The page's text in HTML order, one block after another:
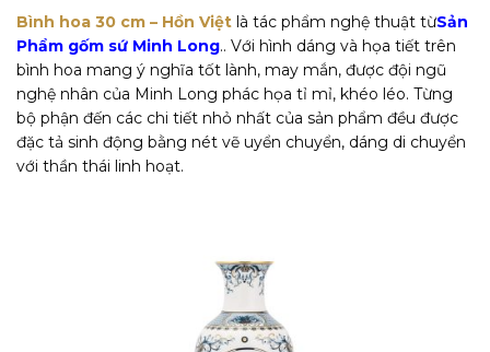
Bình hoa 30 cm – Hồn Việt là tác phẩm nghệ thuật từSản
Phẩm gốm sứ Minh Long.. Với hình dáng và họa tiết trên
bình hoa mang ý nghĩa tốt lành, may mắn, được đội ngũ
nghệ nhân của Minh Long phác họa tỉ mỉ, khéo léo. Từng
bộ phận đến các chi tiết nhỏ nhất của sản phẩm đều được
đặc tả sinh động bằng nét vẽ uyển chuyển, dáng di chuyển
với thần thái linh hoạt.